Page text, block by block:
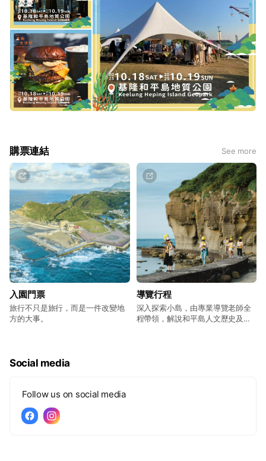
購票連結 See more
入園門票
旅行不只是旅行，而是一件改變地
方的大事。​
導覽行程
深入探索小島，由專業導覽老師全
程帶領，解說和平島人文歷史及地
Social media
Follow us on social media